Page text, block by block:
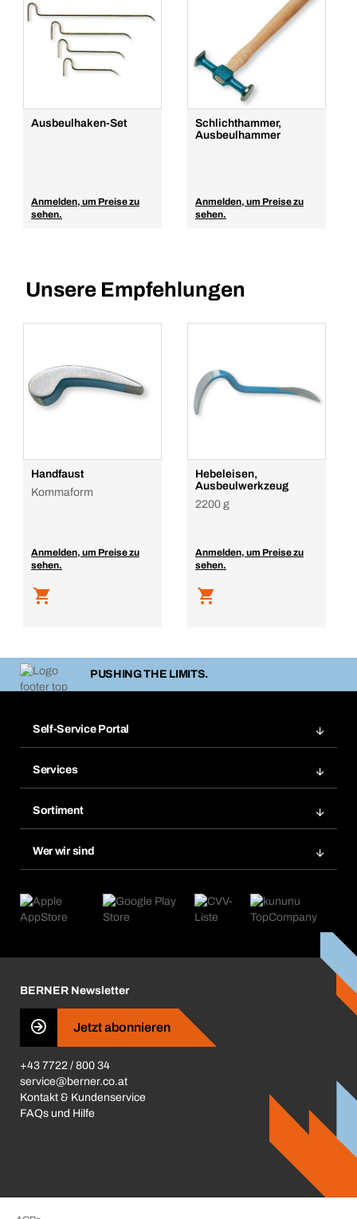
Ausbeulhaken-Set
Anmelden, um Preise zu
sehen.
Schlichthammer,
Ausbeulhammer
Anmelden, um Preise zu
sehen.
Unsere Empfehlungen
Handfaust
Kommaform
Anmelden, um Preise zu
sehen.
Hebeleisen,
Ausbeulwerkzeug
2200 g
Anmelden, um Preise zu
sehen.
PUSHING THE LIMITS.
Self-Service Portal
Merklisten
Nachbestellungen
Abo-Funktion
Services
Chemical Safety Management
eProcurement
Produktfinder
Sortiment
Kataloge & Broschüren
Wer wir sind
Was uns antreibt
Presse
Business Conduct
BERNER Newsletter
Jetzt abonnieren
+43 7722 / 800 34
service@berner.co.at
Kontakt & Kundenservice
FAQs und Hilfe